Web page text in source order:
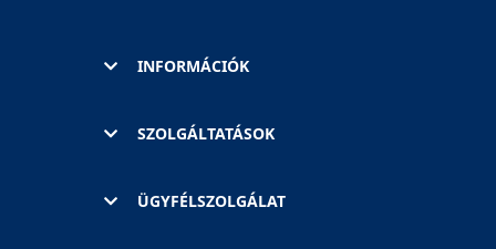
INFORMÁCIÓK
SZOLGÁLTATÁSOK
ÜGYFÉLSZOLGÁLAT